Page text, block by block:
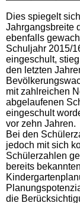
Dies spiegelt
Jahrgangsbreite
ebenfalls
Schuljahr 2015/
eingeschult,
den letzten
mit zahlreichen
abgelaufenen
eingeschult
vor zehn Jahren.
Bei den
jedoch mit sich
Schülerzahlen
bereits
die